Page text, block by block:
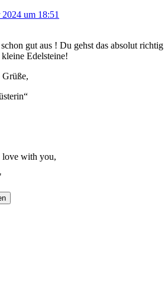
um 18:51
gut aus ! Du gehst das absolut richtig
Edelsteine!
Grüße,
love with you,